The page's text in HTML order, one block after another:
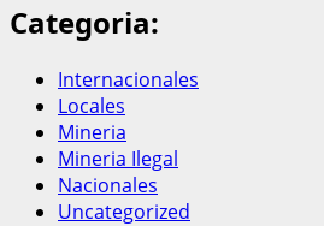
Categoria:
Internacionales
Locales
Mineria
Mineria Ilegal
Nacionales
Uncategorized